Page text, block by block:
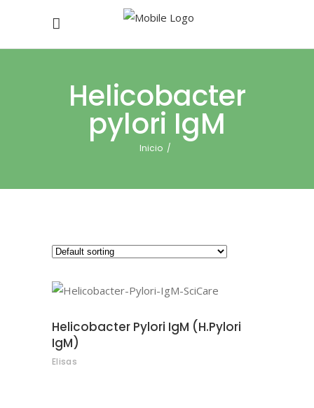
Helicobacter
pylori IgM
Inicio/
Helicobacter Pylori IgM (H.Pylori
IgM)
Elisas